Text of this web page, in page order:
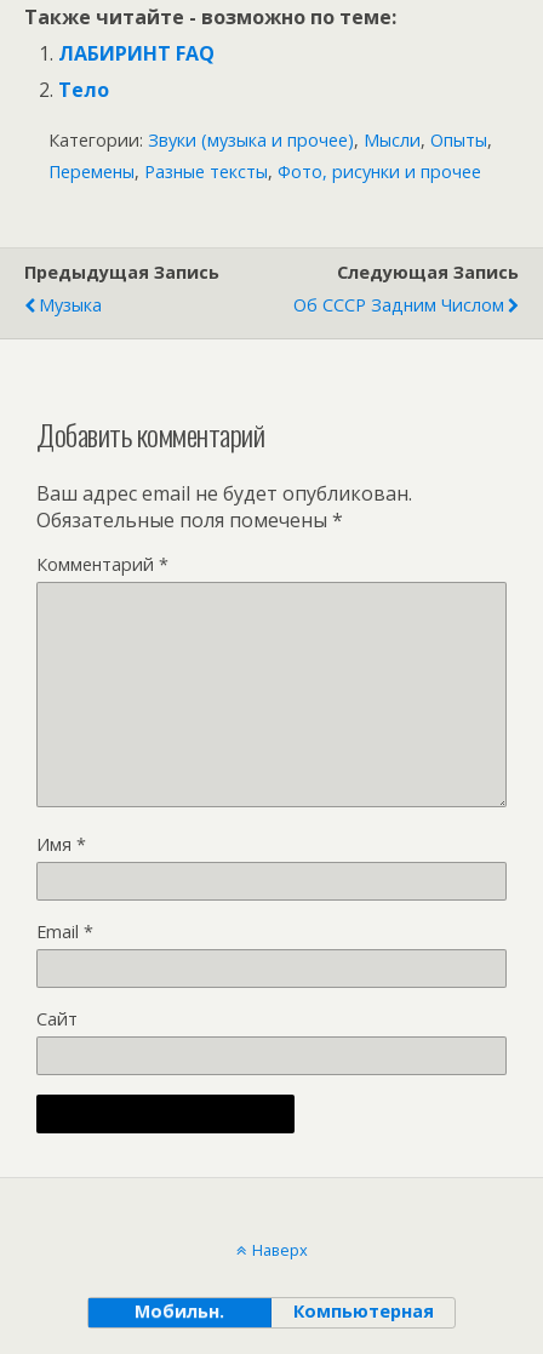
Также читайте - возможно по теме:
ЛАБИРИНТ FAQ
Тело
Категории: Звуки (музыка и прочее), Мысли, Опыты,
Перемены, Разные тексты, Фото, рисунки и прочее
Предыдущая Запись
Музыка
Следующая Запись
Об СССР Задним Числом
Добавить комментарий
Ваш адрес email не будет опубликован.
Обязательные поля помечены *
Комментарий *
Имя *
Email *
Сайт
Наверх
Мобильн. Компьютерная